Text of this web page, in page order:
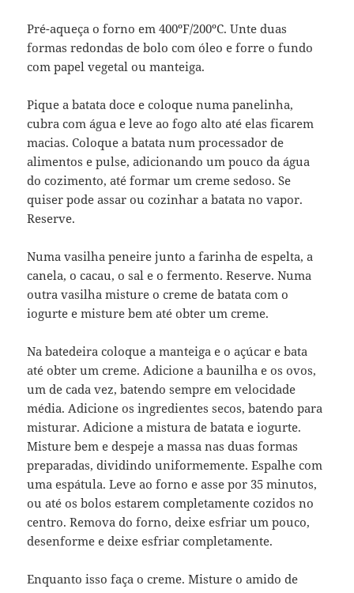
Pré-aqueça o forno em 400ºF/200ºC. Unte duas
formas redondas de bolo com óleo e forre o fundo
com papel vegetal ou manteiga.
Pique a batata doce e coloque numa panelinha,
cubra com água e leve ao fogo alto até elas ficarem
macias. Coloque a batata num processador de
alimentos e pulse, adicionando um pouco da água
do cozimento, até formar um creme sedoso. Se
quiser pode assar ou cozinhar a batata no vapor.
Reserve.
Numa vasilha peneire junto a farinha de espelta, a
canela, o cacau, o sal e o fermento. Reserve. Numa
outra vasilha misture o creme de batata com o
iogurte e misture bem até obter um creme.
Na batedeira coloque a manteiga e o açúcar e bata
até obter um creme. Adicione a baunilha e os ovos,
um de cada vez, batendo sempre em velocidade
média. Adicione os ingredientes secos, batendo para
misturar. Adicione a mistura de batata e iogurte.
Misture bem e despeje a massa nas duas formas
preparadas, dividindo uniformemente. Espalhe com
uma espátula. Leve ao forno e asse por 35 minutos,
ou até os bolos estarem completamente cozidos no
centro. Remova do forno, deixe esfriar um pouco,
desenforme e deixe esfriar completamente.
Enquanto isso faça o creme. Misture o amido de